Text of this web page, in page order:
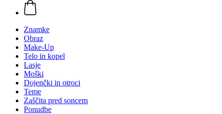
Znamke
Obraz
Make-Up
Telo in kopel
Lasje
Moški
Dojenčki in otroci
Teme
Zaščita pred soncem
Ponudbe